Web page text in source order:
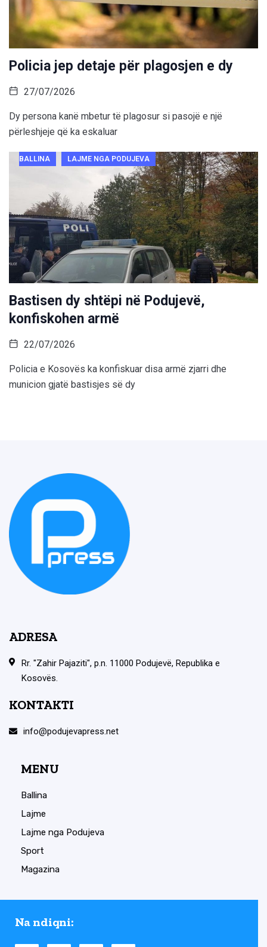
Policia jep detaje për plagosjen e dy
27/07/2026
Dy persona kanë mbetur të plagosur si pasojë e një
përleshjeje që ka eskaluar
BALLINA LAJME NGA PODUJEVA
Bastisen dy shtëpi në Podujevë,
konfiskohen armë
22/07/2026
Policia e Kosovës ka konfiskuar disa armë zjarri dhe
municion gjatë bastisjes së dy
ADRESA
Rr. "Zahir Pajaziti", p.n. 11000 Podujevë, Republika e
Kosovës.
KONTAKTI
info@podujevapress.net
MENU
Ballina
Lajme
Lajme nga Podujeva
Sport
Magazina
Na ndiqni: